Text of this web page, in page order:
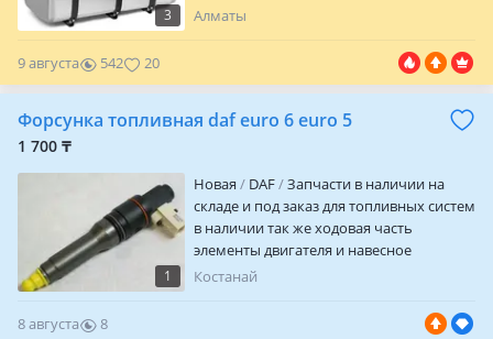
3
коррозионностойкий. Форма:
Алматы
9 августа 542 20
Форсунка топливная daf euro 6 euro 5
1 700 ₸
1
Новая DAF
Запчасти в наличии на
складе и под заказ для топливных систем
в наличии так же ходовая часть
элементы двигателя и навесное
запчасти для трансмисии электронные
Костанай
8 августа
8